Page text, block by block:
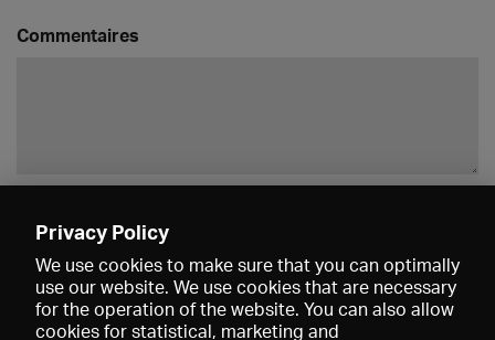
Commentaires
Privacy Policy
We use cookies to make sure that you can optimally
use our website. We use cookies that are necessary
for the operation of the website. You can also allow
cookies for statistical, marketing and